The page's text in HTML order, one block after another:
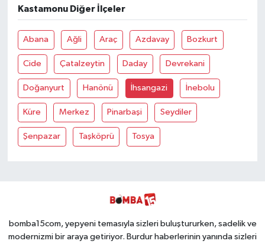
Kastamonu Diğer İlçeler
Abana Ağli Araç Azdavay Bozkurt
Cide Çatalzeytin Daday Devrekani
Doğanyurt Hanönü İhsangazi İnebolu
Küre Merkez Pinarbaşi Seydiler
Şenpazar Taşköprü Tosya
bomba15com, yepyeni temasıyla sizleri buluştururken, sadelik ve
modernizmi bir araya getiriyor. Burdur haberlerinin yanında sizleri